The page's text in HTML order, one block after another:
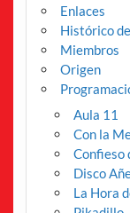
Enlaces
Histórico
Miembros
Origen
Aula 11
Con la
Confieso
Disco
La Hora